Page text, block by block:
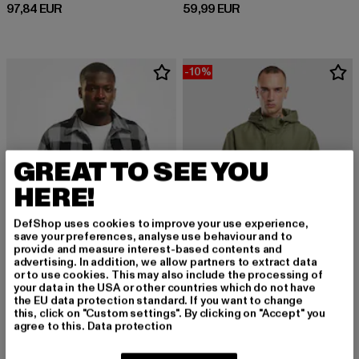
97,84 EUR
Derzeitiger Preis: 97,84 EUR 59,99 EUR
Derzeitiger Preis: 59,99 EUR
BRANDIT
Lumber Winter
56,99 EUR
Derzeitiger Preis: 56,99 EUR
-10%
BRANDIT
Light Frontzip
GREAT TO SEE YOU
HERE!
DefShop uses cookies to improve your use experience,
save your preferences, analyse use behaviour and to
provide and measure interest-based contents and
advertising. In addition, we allow partners to extract data
or to use cookies. This may also include the processing of
your data in the USA or other countries which do not have
the EU data protection standard. If you want to change
this, click on "Custom settings". By clicking on "Accept" you
agree to this. Data protection